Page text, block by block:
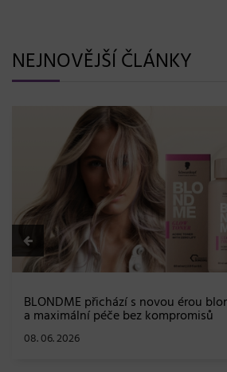
NEJNOVĚJŠÍ ČLÁNKY
BLONDME přichází s novou érou
a maximální péče bez kompromisů
08. 06. 2026